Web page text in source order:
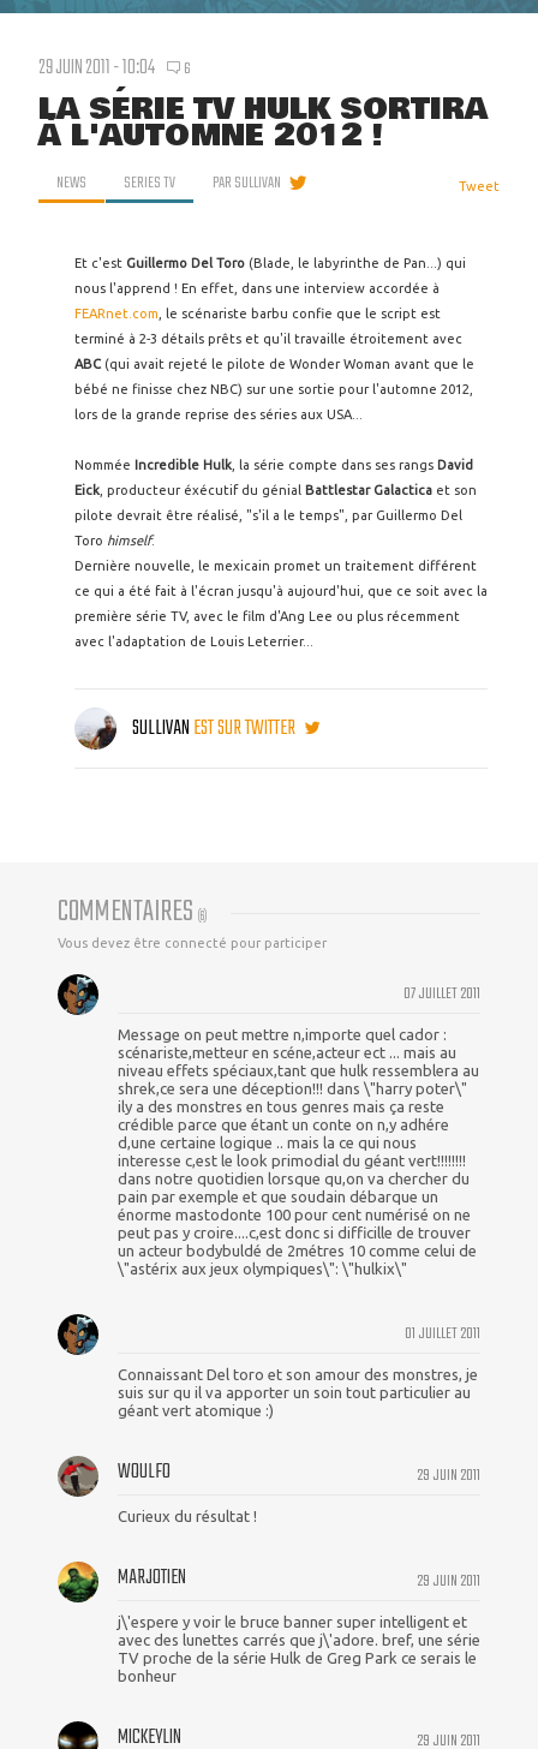
29 JUIN 2011 - 10:04 6
LA SÉRIE TV HULK SORTIRA
À L'AUTOMNE 2012 !
NEWS SERIES TV PARSULLIVAN Tweet
Et c'est Guillermo Del Toro (Blade, le labyrinthe de Pan...) qui
nous l'apprend ! En effet, dans une interview accordée à
FEARnet.com , le scénariste barbu confie que le script est
terminé à 2-3 détails prêts et qu'il travaille étroitement avec
ABC (qui avait rejeté le pilote de Wonder Woman avant que le
bébé ne finisse chez NBC) sur une sortie pour l'automne 2012,
lors de la grande reprise des séries aux USA...
Nommée Incredible Hulk , la série compte dans ses rangs David
Eick , producteur éxécutif du génial Battlestar Galactica et son
pilote devrait être réalisé, "s'il a le temps", par Guillermo Del
Toro himself.
Dernière nouvelle, le mexicain promet un traitement différent
ce qui a été fait à l'écran jusqu'à aujourd'hui, que ce soit avec la
première série TV, avec le film d'Ang Lee ou plus récemment
avec l'adaptation de Louis Leterrier...
SULLIVANEST SUR TWITTER
COMMENTAIRES (6)
Vous devez être connecté pour participer
07 JUILLET 2011
Message on peut mettre n,importe quel cador :
scénariste,metteur en scéne,acteur ect ... mais au
niveau effets spéciaux,tant que hulk ressemblera au
shrek,ce sera une déception!!! dans \"harry poter\"
ily a des monstres en tous genres mais ça reste
crédible parce que étant un conte on n,y adhére
d,une certaine logique .. mais la ce qui nous
interesse c,est le look primodial du géant vert!!!!!!!!
dans notre quotidien lorsque qu,on va chercher du
pain par exemple et que soudain débarque un
énorme mastodonte 100 pour cent numérisé on ne
peut pas y croire....c,est donc si difficille de trouver
un acteur bodybuldé de 2métres 10 comme celui de
\"astérix aux jeux olympiques\": \"hulkix\"
01 JUILLET 2011
Connaissant Del toro et son amour des monstres, je
suis sur qu il va apporter un soin tout particulier au
géant vert atomique :)
29 JUIN 2011
WOULFO
Curieux du résultat !
29 JUIN 2011
MARJOTIEN
j\'espere y voir le bruce banner super intelligent et
avec des lunettes carrés que j\'adore. bref, une série
TV proche de la série Hulk de Greg Park ce serais le
bonheur
29 JUIN 2011
MICKEYLIN